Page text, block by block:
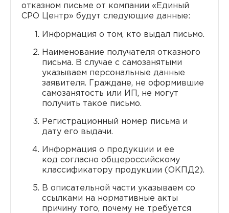
отказном письме от компании «Единый
СРО Центр» будут следующие данные:
Информация о том, кто выдал письмо.
Наименование получателя отказного
письма. В случае с самозанятыми
указываем персональные данные
заявителя. Граждане, не оформившие
самозанятость или ИП, не могут
получить такое письмо.
Регистрационный номер письма и
дату его выдачи.
Информация о продукции и ее
код согласно общероссийскому
классификатору продукции (ОКПД2).
В описательной части указываем со
ссылками на нормативные акты
причину того, почему не требуется